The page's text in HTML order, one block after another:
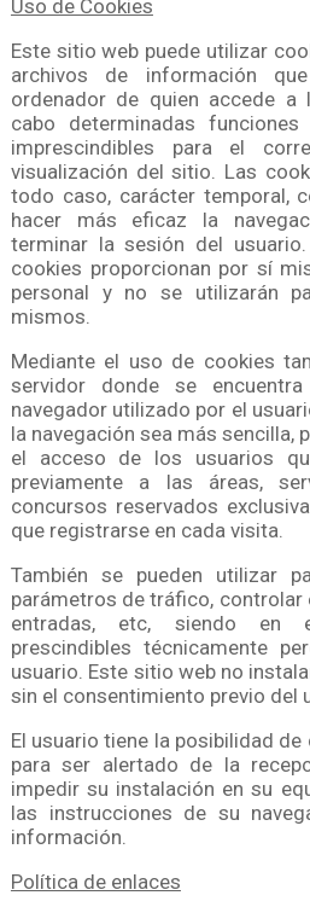
Uso de Cookies
Este sitio web puede utilizar
archivos de información
ordenador de quien accede a
cabo determinadas
imprescindibles para el
visualización del sitio. Las
todo caso, carácter temporal,
hacer más eficaz la
terminar la sesión del
cookies proporcionan por sí
personal y no se utilizarán
mismos.
Mediante el uso de cookies
servidor donde se
navegador utilizado por el
la navegación sea más sencilla,
el acceso de los usuarios
previamente a las áreas,
concursos reservados
que registrarse en cada visita.
También se pueden utilizar
parámetros de tráfico, controlar
entradas, etc, siendo en
prescindibles técnicamente
usuario. Este sitio web no
sin el consentimiento previo del
El usuario tiene la posibilidad
para ser alertado de la
impedir su instalación en su
las instrucciones de su
información.
Política de enlaces